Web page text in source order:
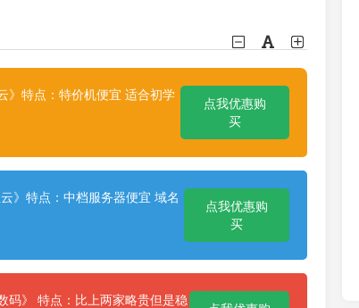
》特点：特价机便宜 适合初学
点我优惠购
买
》特点：中档服务器便宜 域名
点我优惠购
买
码》 特点：比上两家略贵但是稳